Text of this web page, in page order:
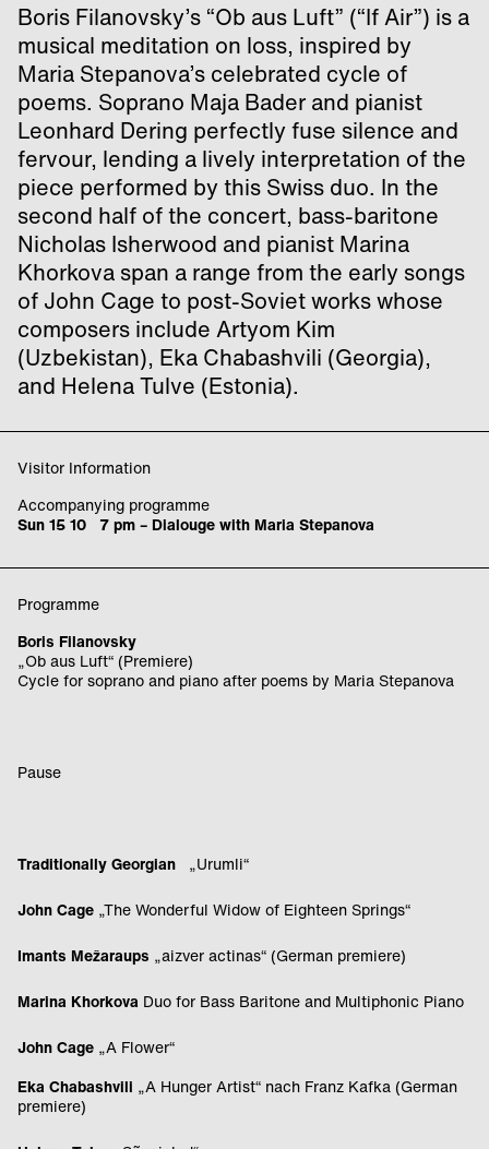
Boris Filanovsky’s “Ob aus Luft” (“If Air”) is a
musical meditation on loss, inspired by
Maria Stepanova’s celebrated cycle of
poems. Soprano Maja Bader and pianist
Leonhard Dering perfectly fuse silence and
fervour, lending a lively interpretation of the
piece performed by this Swiss duo. In the
second half of the concert, bass-baritone
Nicholas Isherwood and pianist Marina
Khorkova span a range from the early songs
of John Cage to post-Soviet works whose
composers include Artyom Kim
(Uzbekistan), Eka Chabashvili (Georgia),
and Helena Tulve (Estonia).
Visitor Information
Accompanying programme
Sun 15 10 7 pm – Dialouge with Maria Stepanova
Programme
Boris Filanovsky
„Ob aus Luft“ (Premiere)
Cycle for soprano and piano after poems by Maria Stepanova
Pause
Traditionally Georgian „Urumli“
John Cage „The Wonderful Widow of Eighteen Springs“
Imants Mežaraups „aizver actinas“ (German premiere)
Marina Khorkova Duo for Bass Baritone and Multiphonic Piano
John Cage „A Flower“
Eka Chabashvili „A Hunger Artist“ nach Franz Kafka (German
premiere)